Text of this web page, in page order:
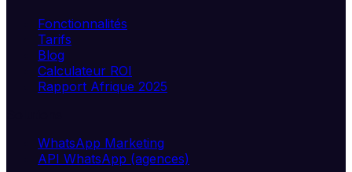
Fonctionnalités
Tarifs
Blog
Calculateur ROI
Rapport Afrique 2025
WhatsApp Marketing
API WhatsApp (agences)